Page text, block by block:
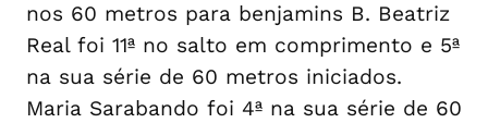
nos 60 metros para benjamins B. Beatriz
Real foi 11ª no salto em comprimento e 5ª
na sua série de 60 metros iniciados.
Maria Sarabando foi 4ª na sua série de 60